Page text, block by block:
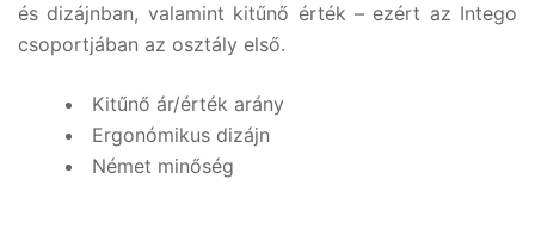
és dizájnban, valamint kitűnő érték – ezért az Intego
csoportjában az osztály első.
Kitűnő ár/érték arány
Ergonómikus dizájn
Német minőség